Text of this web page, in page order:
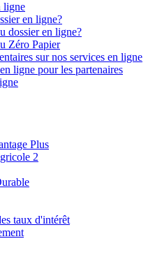
ligne
en ligne?
dossier en ligne?
Zéro Papier
sur nos services en ligne
ligne pour les partenaires
Plus
2
taux d'intérêt